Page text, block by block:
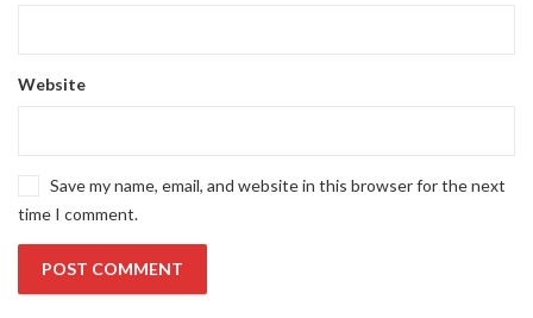
Website
Save my name, email, and website in this browser for the next
time I comment.